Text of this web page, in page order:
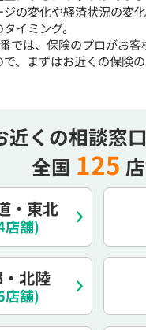
ジの変化や経済状況の変
イミング。
では、保険のプロがお
、まずはお近くの保険
近くの相談窓
全国 125
・東北
店舗)
北陸
店舗)